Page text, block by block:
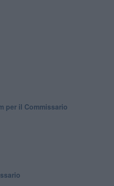
per il Commissario